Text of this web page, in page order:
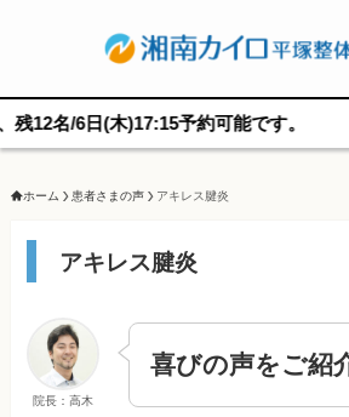
/6日(木)17:15予約可能です。
ホーム 患者さまの声 アキレス腱炎
アキレス腱炎
院長：高木
喜びの声をご紹